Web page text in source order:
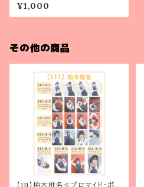
¥1,000
その他の商品
【111】柏木椎名≪ブロマイド・ポー